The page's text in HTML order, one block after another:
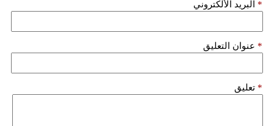
البريد الألكتروني *
عنوان التعليق *
تعليق *